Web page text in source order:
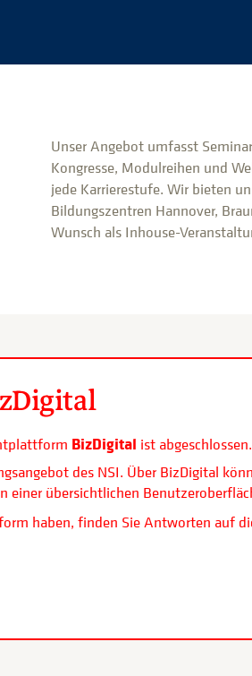
Unser Angebot umfasst
Kongresse, Modulreihen und
jede Karrierestufe. Wir bieten
Bildungszentren Hannover,
Wunsch als Inhouse-
BizDigital ist abgeschlossen.
des NSI. Über BizDigital
übersichtlichen
haben, finden Sie Antworten auf